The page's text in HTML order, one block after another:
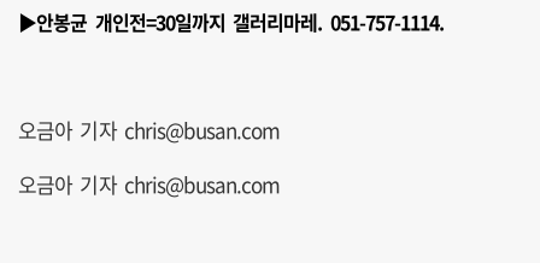
▶안봉균 개인전=30일까지 갤러리마레. 051-757-1114.
오금아 기자 chris@busan.com
오금아 기자 chris@busan.com